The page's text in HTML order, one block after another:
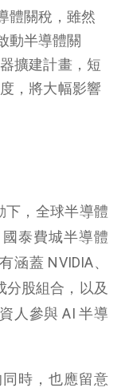
體關稅，雖然
動半導體關
擴建計畫，短
，將大幅影響
下，全球半導體
泰費城半導體
涵蓋 NVIDIA、
分股組合，以及
人參與 AI 半導
時，也應留意